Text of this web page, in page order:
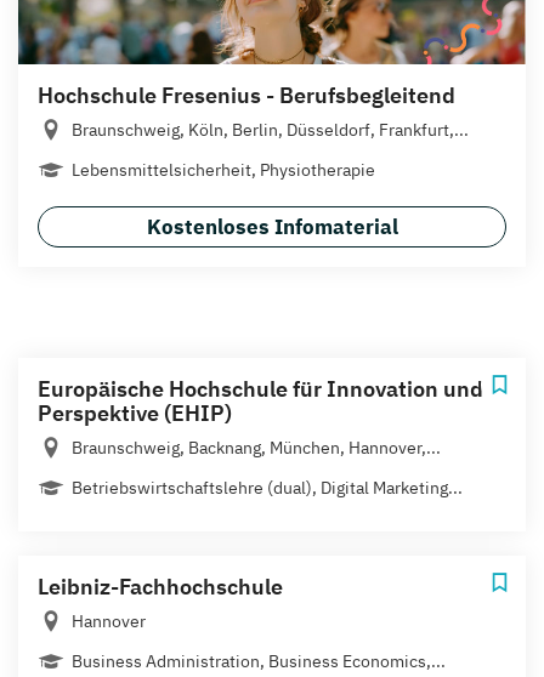
Hochschule Fresenius - Berufsbegleitend
Braunschweig, Köln, Berlin, Düsseldorf, Frankfurt,...
Lebensmittelsicherheit, Physiotherapie
Kostenloses Infomaterial
Europäische Hochschule für Innovation und
Perspektive (EHIP)
Braunschweig, Backnang, München, Hannover,...
Betriebswirtschaftslehre (dual), Digital Marketing...
Leibniz-Fachhochschule
Hannover
Business Administration, Business Economics,...